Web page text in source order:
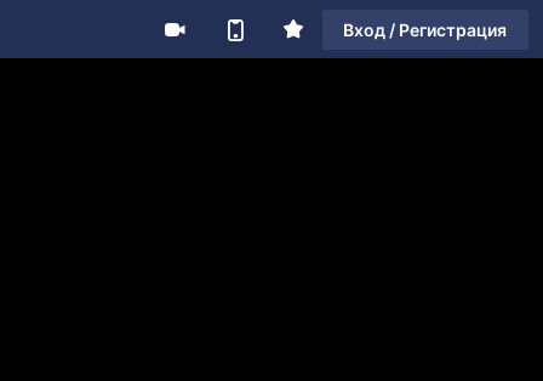
Вход / Регистрация